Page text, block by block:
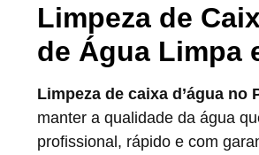
Limpeza de
de Água Limpa
Limpeza de caixa d’água no
manter a qualidade da água
profissional, rápido e com